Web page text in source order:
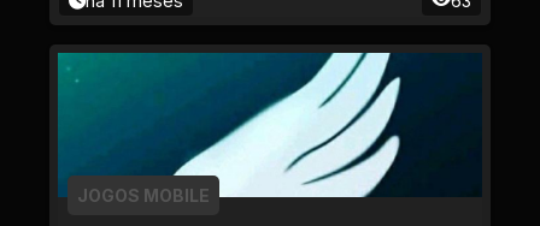
JOGOS MOBILE